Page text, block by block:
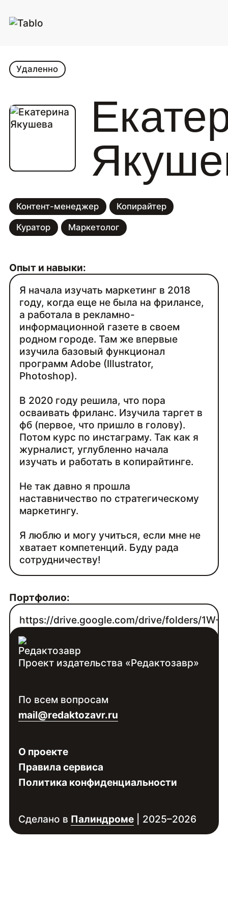
Контент-менеджер Копирайтер
Куратор Маркетолог
Удаленно
Опыт и навыки:
Я начала изучать маркетинг в 2018
году, когда еще не была на фрилансе,
а работала в рекламно-
информационной газете в своем
родном городе. Там же впервые
изучила базовый функционал
программ Adobe (Illustrator,
Photoshop).
В 2020 году решила, что пора
осваивать фриланс. Изучила таргет в
фб (первое, что пришло в голову).
Потом курс по инстаграму. Так как я
журналист, углубленно начала
изучать и работать в копирайтинге.
Не так давно я прошла
наставничество по стратегическому
маркетингу.
Я люблю и могу учиться, если мне не
хватает компетенций. Буду рада
сотрудничеству!
Портфолио:
https://drive.google.com/drive/folders/1W-
Контакты:
специалиста
Проект издательства «Редактозавр»
По всем вопросам
mail@redaktozavr.ru
О проекте
Правила сервиса
Политика конфиденциальности
Сделано в Палиндроме| 2025–2026